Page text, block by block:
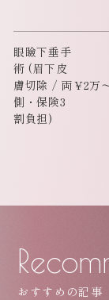
眼瞼下垂手
術 (眉下皮
膚切除 / 両
側・保険3
割負担)
2万
おすすめの記事